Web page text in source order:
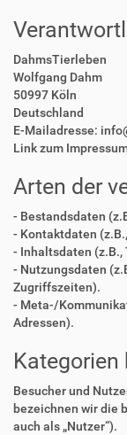
DahmsTierleben
Wolfgang Dahm
50997 Köln
Deutschland
E-Mailadresse:
Link zum
Arten der
- Bestandsdaten
- Kontaktdaten
- Inhaltsdaten (z.B.,
- Nutzungsdaten
Zugriffszeiten).
- Meta-/
Adressen).
Kategorien
Besucher und
bezeichnen wir die
auch als „Nutzer“).